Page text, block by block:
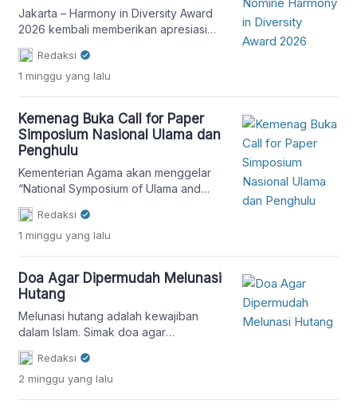
Jakarta – Harmony in Diversity Award
2026 kembali memberikan apresiasi
kepada para penggerak perdamaian
dan harmoni di kawasan Asia melalui
pengumuman daftar shortlisted
Antar Umat Beragama (Jakatarub)
sekaligus pendiri PSPP Nawang Wulan,
berhasil masuk dalam jajaran 10 besar
nomine penghargaan tersebut.
Pengumuman tersebut disampaikan
melalui surat resmi […]
Redaksi
1 minggu yang lalu
Kemenag Buka Call for Paper
Simposium Nasional Ulama dan
Penghulu
Kementerian Agama akan menggelar
“National Symposium of Ulama and
Penghulu to Strengthen the Resilience
of Sakinah and Maslahah Families”
(NASUHA) pada 9-10 September 2026
Mengusung tema “Menyatu Langkah
Ulama dan Penghulu: Akselerasi
Layanan Syar’i-Adaptif Menuju
Konstruksi Keluarga Sakinah-
Maslahah”, simposium ini akan menjadi
forum akademik yang mempertemukan
ulama, […]
Redaksi
1 minggu yang lalu
Doa Agar Dipermudah Melunasi
Hutang
Melunasi hutang adalah kewajiban
dalam Islam. Simak doa agar
dipermudah melunasi hutang.
Redaksi
2 minggu yang lalu